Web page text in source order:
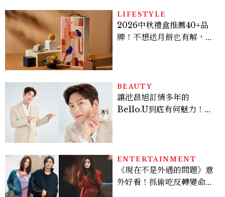
LIFESTYLE
2026中秋禮盒推薦40+品
牌！不想送月餅也有解，送
BEAUTY
讓池昌旭訂情多年的
Bello.U到底有何魅力！揭
倦感，超神！
ENTERTAINMENT
《現在不是外遇的問題》意
外好看！抓偷吃反轉變命